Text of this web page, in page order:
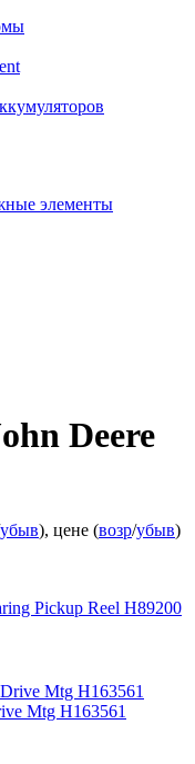
элементы
Deere
убыв), цене (возр/убыв)
Pickup Reel H89200
Mtg H163561